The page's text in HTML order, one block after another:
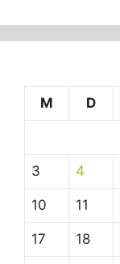
M
D
3 4
10 11
17 18